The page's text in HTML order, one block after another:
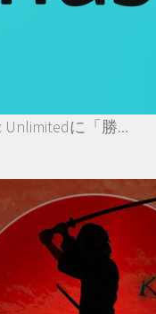
Unlimitedに「勝...